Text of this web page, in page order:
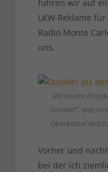
fuhren wir auf
LKW Reklame
Radio Monte
uns.
Mit einem
Himmel“,
Oberkassel
Vorher und
bei der ich